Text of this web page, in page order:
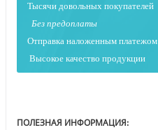
Тысячи довольных покупателей
Без предоплаты
Отправка наложенным платежом
Высокое качество продукции
ПОЛЕЗНАЯ ИНФОРМАЦИЯ: